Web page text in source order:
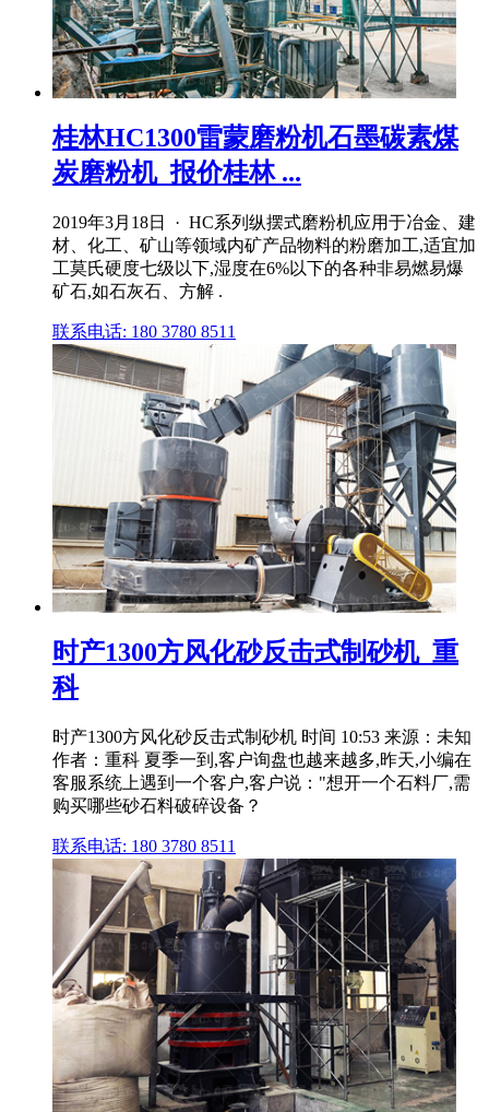
桂林HC1300雷蒙磨粉机石墨碳素煤
炭磨粉机_报价桂林 ...
2019年3月18日 · HC系列纵摆式磨粉机应用于冶金、建
材、化工、矿山等领域内矿产品物料的粉磨加工,适宜加
工莫氏硬度七级以下,湿度在6%以下的各种非易燃易爆
矿石,如石灰石、方解 .
联系电话: 180 3780 8511
时产1300方风化砂反击式制砂机_重
科
时产1300方风化砂反击式制砂机 时间 10:53 来源：未知
作者：重科 夏季一到,客户询盘也越来越多,昨天,小编在
客服系统上遇到一个客户,客户说："想开一个石料厂,需
购买哪些砂石料破碎设备？
联系电话: 180 3780 8511